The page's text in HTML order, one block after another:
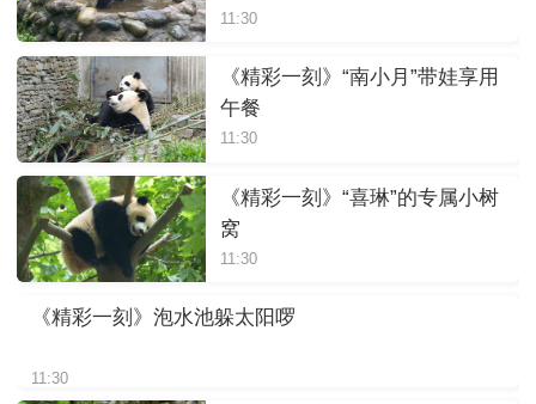
11:30
《精彩一刻》“南小月”带娃享用
午餐
11:30
《精彩一刻》“喜琳”的专属小树
窝
11:30
《精彩一刻》泡水池躲太阳啰
11:30